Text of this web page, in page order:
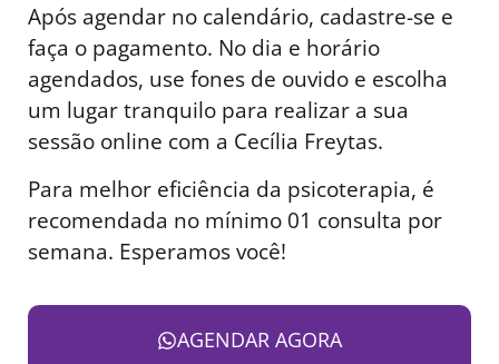
Após agendar no calendário, cadastre-se e
faça o pagamento. No dia e horário
agendados, use fones de ouvido e escolha
um lugar tranquilo para realizar a sua
sessão online com a Cecília Freytas.
Para melhor eficiência da psicoterapia, é
recomendada no mínimo 01 consulta por
semana. Esperamos você!
AGENDAR AGORA